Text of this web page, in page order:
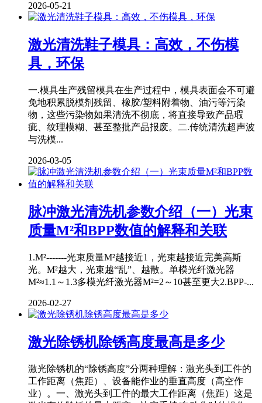
2026-05-21
激光清洗鞋子模具：高效，不伤模
具，环保
一.模具生产残留模具在生产过程中，模具表面会不可避
免地积累脱模剂残留、橡胶/塑料附着物、油污等污染
物，这些污染物如果清洗不彻底，将直接导致产品瑕
疵、纹理模糊、甚至整批产品报废。二.传统清洗超声波
与洗模...
2026-03-05
脉冲激光清洗机参数介绍（一）光束
质量M²和BPP数值的解释和关联
1.M²-------光束质量M²越接近1，光束越接近完美高斯
光。M²越大，光束越“乱”、越散。单模光纤激光器
M²≈1.1～1.3多模光纤激光器M²=2～10甚至更大2.BPP-...
2026-02-27
激光除锈机除锈高度最高是多少
激光除锈机的“除锈高度”分两种理解：激光头到工件的
工作距离（焦距）、设备能作业的垂直高度（高空作
业）。一、激光头到工件的最大工作距离（焦距）这是